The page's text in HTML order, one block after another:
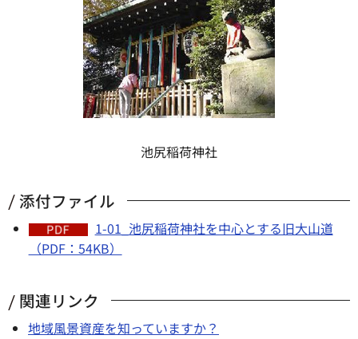
池尻稲荷神社
添付ファイル
1-01_池尻稲荷神社を中心とする旧大山道
（PDF：54KB）
関連リンク
地域風景資産を知っていますか？